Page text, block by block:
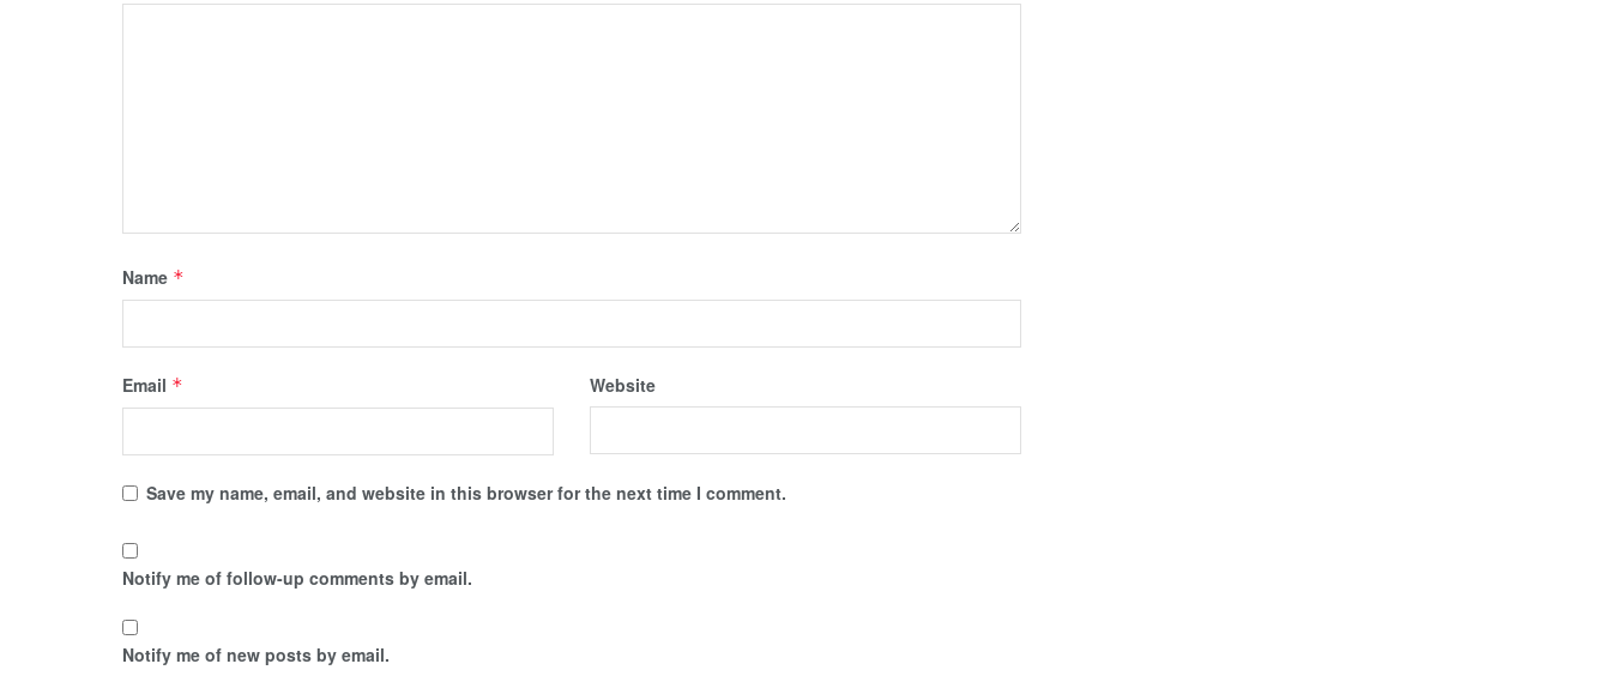
Name *
Email * Website
Save my name, email, and website in this browser for the next time I comment.
Notify me of follow-up comments by email.
Notify me of new posts by email.